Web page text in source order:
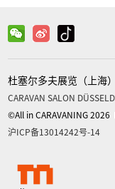
杜塞尔多夫展览（上海
CARAVAN SALON
©All in CARAVANING 2026
沪ICP备13014242号-14